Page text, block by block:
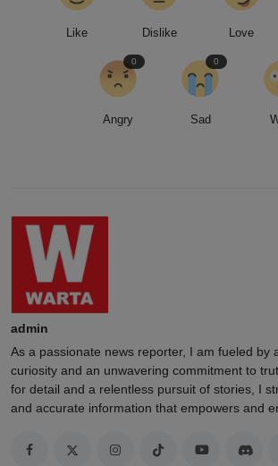
Like Dislike Love
Angry
0
Sad
0
admin
As a passionate news reporter, I am fueled by
curiosity and an unwavering commitment to
for detail and a relentless pursuit of stories, I
and accurate information that empowers and